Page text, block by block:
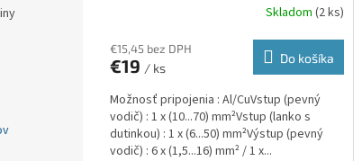
Skladom (2 ks)
€15,45 bez DPH
€19 / ks
Do košíka
Možnosť pripojenia : Al/CuVstup (pevný
vodič) : 1 x (10...70) mm²Vstup (lanko s
dutinkou) : 1 x (6...50) mm²Výstup (pevný
vodič) : 6 x (1,5...16) mm² / 1 x...